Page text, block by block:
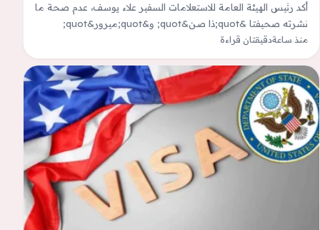
شرم الشيخ
أكد رئيس الهيئة العامة للاستعلامات السفير علاء يوسف، عدم صحة ما
نشرته صحيفتا &quot;ذا صن&quot; و&quot;ميرور&quot;
البريطانيتان، بشأن واقعة تعود إلى سبتمبر…
منذ ساعةدقيقتان قراءة